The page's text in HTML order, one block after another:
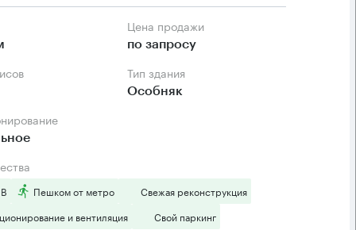
Цена продажи
по запросу
Тип здания
Особняк
Пешком от метро
Свежая реконструкция
и вентиляция
Свой паркинг